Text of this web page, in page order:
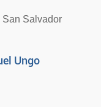
San Salvador
Ungo